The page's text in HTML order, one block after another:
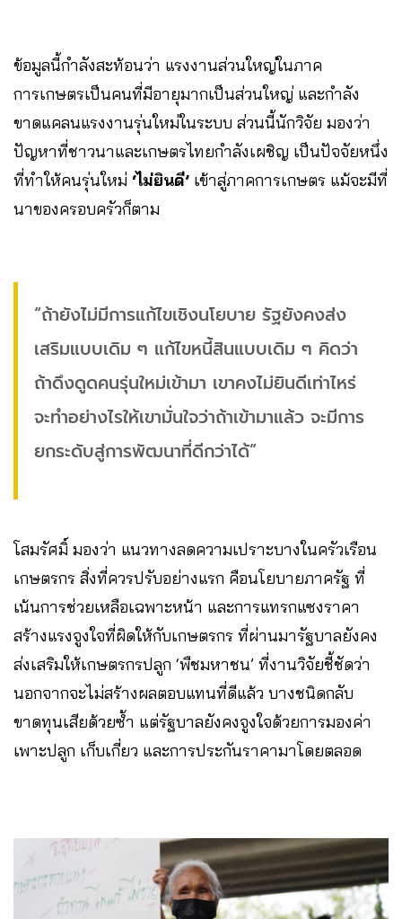
ข้อมูลนี้กำลังสะท้อนว่า แรงงานส่วนใหญ่ในภาค
การเกษตรเป็นคนที่มีอายุมากเป็นส่วนใหญ่ และกำลัง
ขาดแคลนแรงงานรุ่นใหม่ในระบบ ส่วนนี้นักวิจัย มองว่า
ปัญหาที่ชาวนาและเกษตรไทยกำลังเผชิญ เป็นปัจจัยหนึ่ง
ที่ทำให้คนรุ่นใหม่ ‘ไม่ยินดี’ เข้าสู่ภาคการเกษตร แม้จะมีที่
นาของครอบครัวก็ตาม
“ถ้ายังไม่มีการแก้ไขเชิงนโยบาย รัฐยังคงส่ง
เสริมแบบเดิม ๆ แก้ไขหนี้สินแบบเดิม ๆ คิดว่า
ถ้าดึงดูดคนรุ่นใหม่เข้ามา เขาคงไม่ยินดีเท่าไหร่
จะทำอย่างไรให้เขามั่นใจว่าถ้าเข้ามาแล้ว จะมีการ
ยกระดับสู่การพัฒนาที่ดีกว่าได้”
โสมรัศมิ์ มองว่า แนวทางลดความเปราะบางในครัวเรือน
เกษตรกร สิ่งที่ควรปรับอย่างแรก คือนโยบายภาครัฐ ที่
เน้นการช่วยเหลือเฉพาะหน้า และการแทรกแซงราคา
สร้างแรงจูงใจที่ผิดให้กับเกษตรกร ที่ผ่านมารัฐบาลยังคง
ส่งเสริมให้เกษตรกรปลูก ‘พืชมหาชน’ ที่งานวิจัยชี้ชัดว่า
นอกจากจะไม่สร้างผลตอบแทนที่ดีแล้ว บางชนิดกลับ
ขาดทุนเสียด้วยซ้ำ แต่รัฐบาลยังคงจูงใจด้วยการมองค่า
เพาะปลูก เก็บเกี่ยว และการประกันราคามาโดยตลอด